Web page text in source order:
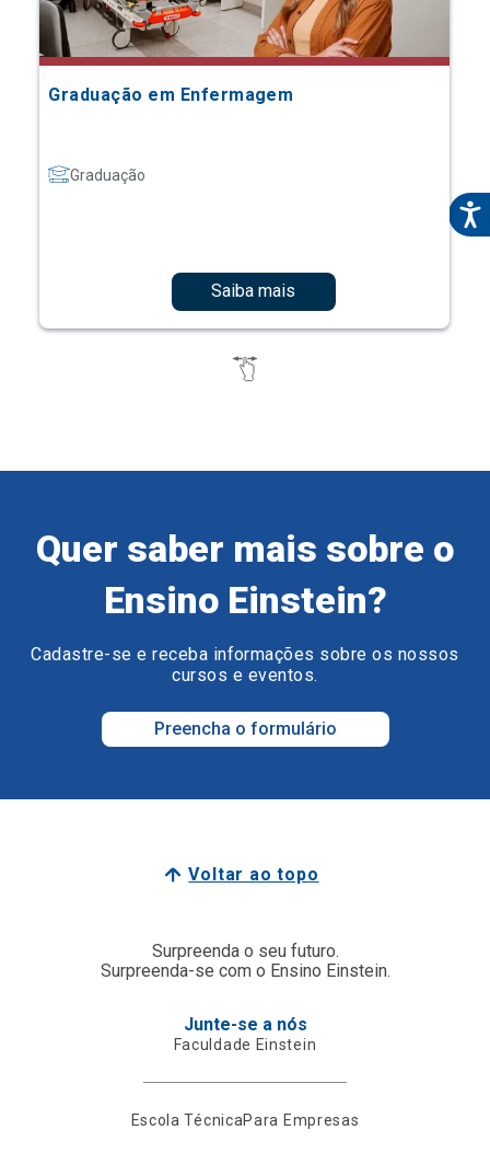
Graduação em Enfermagem
Graduação
Saiba mais
Quer saber mais sobre o
Ensino Einstein?
Cadastre-se e receba informações sobre os nossos
cursos e eventos.
Preencha o formulário
Voltar ao topo
Surpreenda o seu futuro.
Surpreenda-se com o Ensino Einstein.
Junte-se a nós
Faculdade Einstein
Escola TécnicaPara Empresas